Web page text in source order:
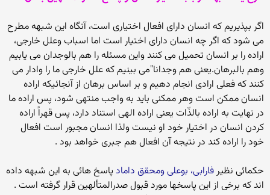
اگر بپذیریم که انسان دارای افعال اختیاری است، آنگاه این شبهه مطرح
می شود که اگر چه انسان دارای اختیار است اما اسباب وعلل خارجی،
اراده را بر انسان تحمیل می کنند واین مسئله را هم بالوجدان می یابیم
وهم بالبرهان.یعنی هم وجدانا"می بینیم که علل خارجی ما را وادار می
کنند که فعلی ارادی انجام دهیم و بر اساس برهان از آنجائیکه اراده
انسان ممکن است وهر ممکنی باید به واجب منتهی شود، پس اراده ما
در نهایت به اراده بالذّات یعنی اراده الهی استناد دارد، پس قهراً اراده
کردن انسان در اختیار خود او نیست ولذا انسان مجبور است افعال
خود را اراده کند در نتیجه آن افعال هم جبری خواهد بود .
حکمائی نظیرفارابی، بوعلی ومحقق داماد پاسخ هائی به این شبهه داده
اند که برخی از این پاسخها مورد قبول صدرالمتألهین قرار گرفته است .